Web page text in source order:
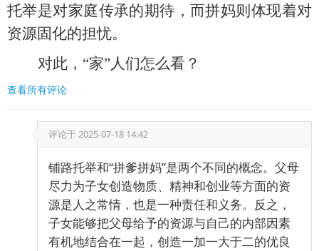
托举是对家庭传承的期待，而拼妈则体现着对
资源固化的担忧。
对此， “家”人们怎么看？
查看所有评论
评论于2025-07-18 14:42
铺路托举和“拼爹拼妈”是两个不同的概念。父母
尽力为子女创造物质、精神和创业等方面的资
源是人之常情，也是一种责任和义务。反之，
子女能够把父母给予的资源与自己的内部因素
有机地结合在一起，创造一加一大于二的优良